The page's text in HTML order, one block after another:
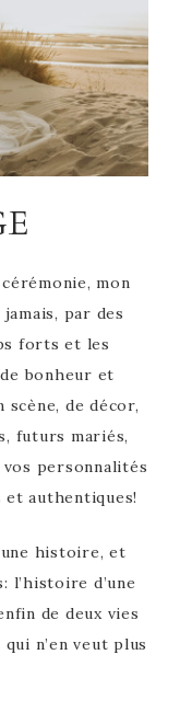
mon
par des
forts et les
bonheur et
scène, de décor,
futurs mariés,
personnalités
et authentiques!
histoire, et
l’histoire d’une
de deux vies
n’en veut plus